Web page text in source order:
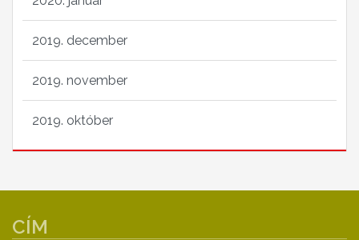
2019. december
2019. november
2019. október
CÍM